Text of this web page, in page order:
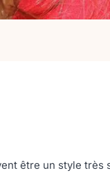
être un style très